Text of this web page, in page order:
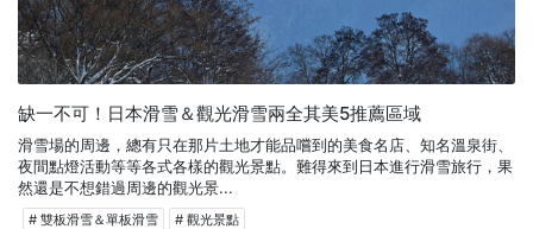
缺一不可！日本滑雪＆觀光滑雪兩全其美5推薦區域
滑雪場的周邊，總有只在那片土地才能品嚐到的美食名店、知名溫泉街、
夜間點燈活動等等各式各樣的觀光景點。難得來到日本進行滑雪旅行，果
然還是不想錯過周邊的觀光景...
# 雙板滑雪＆單板滑雪 # 觀光景點